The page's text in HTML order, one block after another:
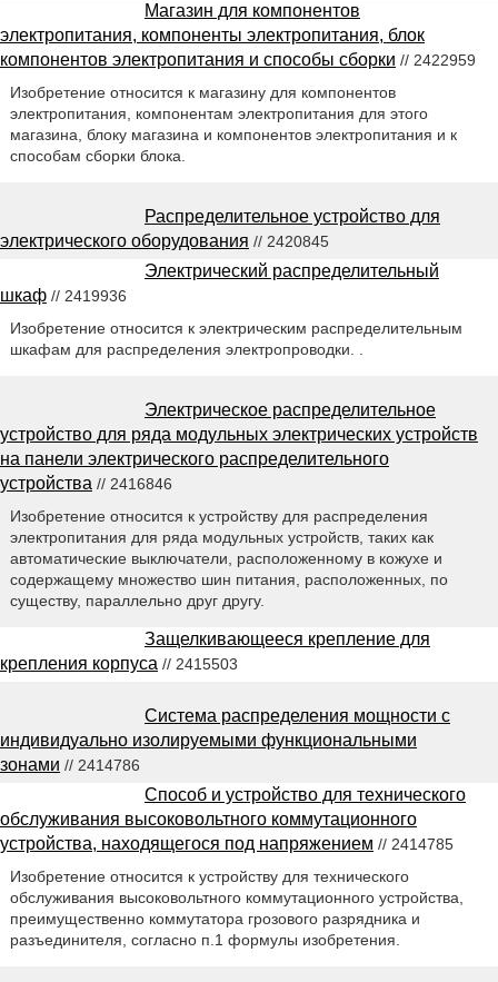
Магазин для компонентов
электропитания, компоненты электропитания, блок
компонентов электропитания и способы сборки // 2422959
Изобретение относится к магазину для компонентов
электропитания, компонентам электропитания для этого
магазина, блоку магазина и компонентов электропитания и к
способам сборки блока.
Распределительное устройство для
электрического оборудования // 2420845
Электрический распределительный
шкаф // 2419936
Изобретение относится к электрическим распределительным
шкафам для распределения электропроводки. .
Электрическое распределительное
устройство для ряда модульных электрических устройств
на панели электрического распределительного
устройства // 2416846
Изобретение относится к устройству для распределения
электропитания для ряда модульных устройств, таких как
автоматические выключатели, расположенному в кожухе и
содержащему множество шин питания, расположенных, по
существу, параллельно друг другу.
Защелкивающееся крепление для
крепления корпуса // 2415503
Система распределения мощности с
индивидуально изолируемыми функциональными
зонами // 2414786
Способ и устройство для технического
обслуживания высоковольтного коммутационного
устройства, находящегося под напряжением // 2414785
Изобретение относится к устройству для технического
обслуживания высоковольтного коммутационного устройства,
преимущественно коммутатора грозового разрядника и
разъединителя, согласно п.1 формулы изобретения.